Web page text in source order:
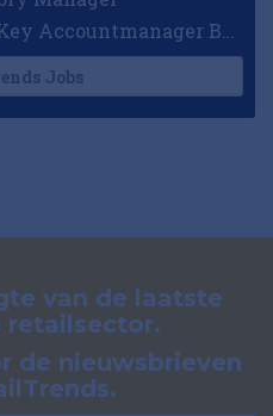
Checkpoint Systems Key Accountmanager Benelux
Jobs
van de laatste
retailsector.
de nieuwsbrieven